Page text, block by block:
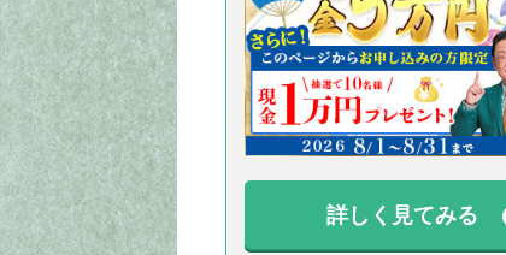
詳しく見てみる